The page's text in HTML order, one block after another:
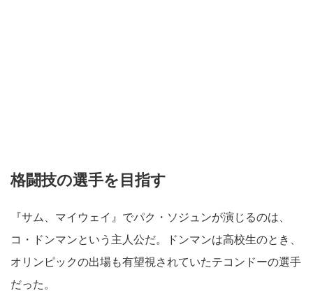
格闘技の選手を目指す
『サム、マイウェイ』でパク・ソジュンが演じるのは、
コ・ドンマンという主人公だ。ドンマンは高校生のとき、
オリンピックの出場も有望視されていたテコンドーの選手
だった。